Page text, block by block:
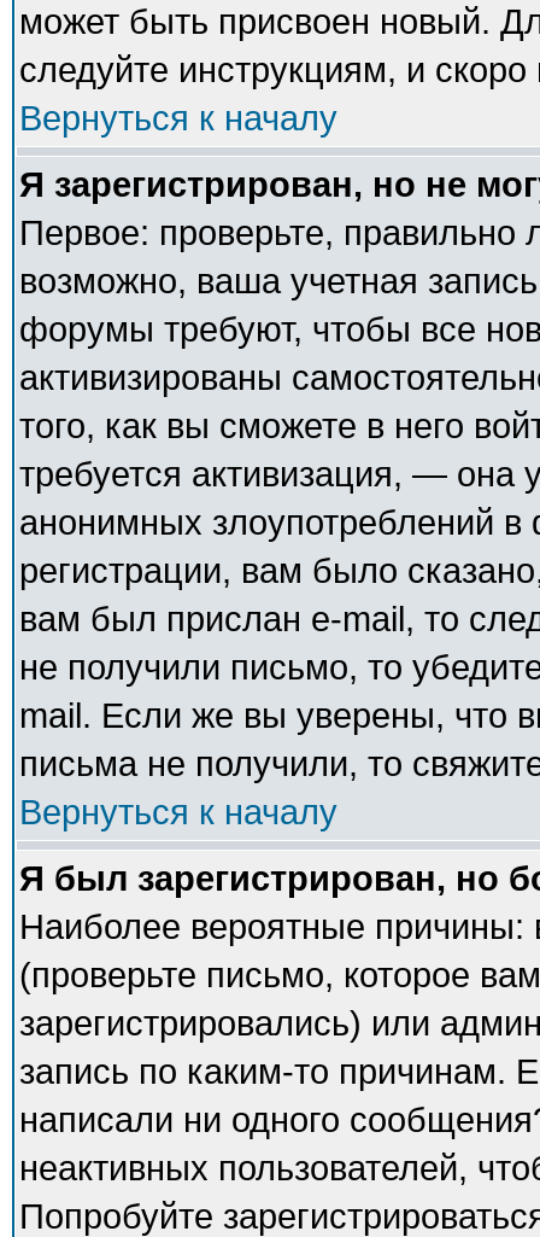
может быть присвоен новый.
следуйте инструкциям, и
Вернуться к началу
Я зарегистрирован, но не
Первое: проверьте,
возможно, ваша учетная
форумы требуют, чтобы все
активизированы
того, как вы сможете в него
требуется активизация, — она
анонимных злоупотреблений
регистрации, вам было
вам был прислан e-mail, то
не получили письмо, то
mail. Если же вы уверены, что
письма не получили, то
Вернуться к началу
Я был зарегистрирован, но
Наиболее вероятные
(проверьте письмо, которое
зарегистрировались) или
запись по каким-то причинам.
написали ни одного
неактивных пользователей,
Попробуйте